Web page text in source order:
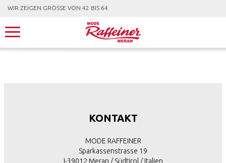
KONTAKT
MODE RAFFEINER
Sparkassenstrasse 19
I-39012 Meran / Südtirol / Italien
WIR ZEIGEN GRÖSSE VON 42 BIS 64